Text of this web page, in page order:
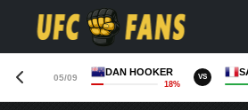
05/09
DAN HOOKER
18%
VS